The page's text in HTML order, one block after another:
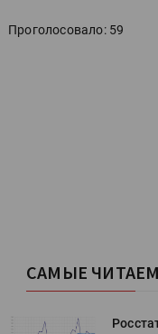
Проголосовало: 59
САМЫЕ